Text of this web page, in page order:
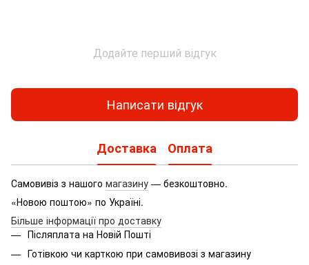
Додайте перший відгук
Написати відгук
Доставка Оплата
Самовивіз з нашого магазину — безкоштовно.
«Новою поштою» по Україні.
Більше інформації про доставку
Післяплата на Новій Пошті
Готівкою чи карткою при самовивозі з магазину